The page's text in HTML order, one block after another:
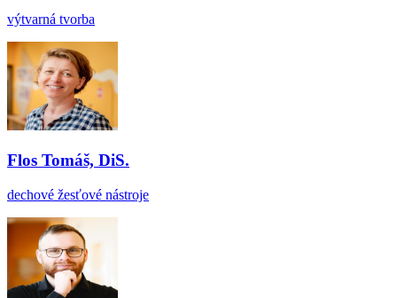
výtvarná tvorba
Flos Tomáš, DiS.
dechové žesťové nástroje